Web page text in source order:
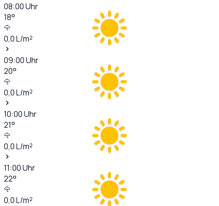
08:00Uhr
18°
0,0L/m²
09:00Uhr
20°
0,0L/m²
10:00Uhr
21°
0,0L/m²
11:00Uhr
22°
0,0L/m²